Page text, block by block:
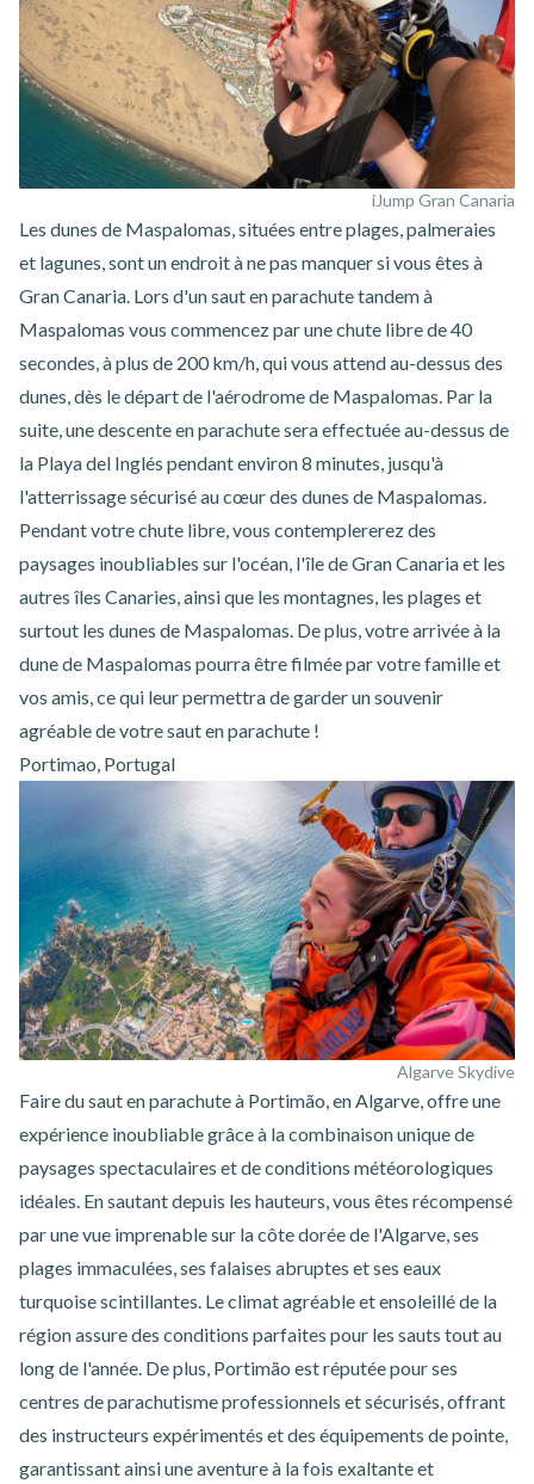
iJump Gran Canaria
Les dunes de Maspalomas, situées entre plages, palmeraies
et lagunes, sont un endroit à ne pas manquer si vous êtes à
Gran Canaria. Lors d'unsaut en parachute tandem à
Maspalomas vous commencez par une chute libre de 40
secondes, à plus de 200 km/h, qui vous attend au-dessus des
dunes, dès le départ de l'aérodrome de Maspalomas. Par la
suite, une descente en parachute sera effectuée au-dessus de
la Playa del Inglés pendant environ 8 minutes, jusqu'à
l'atterrissage sécurisé au cœur des dunes de Maspalomas.
Pendant votre chute libre, vous contemplererez des
paysages inoubliables sur l'océan, l'île de Gran Canaria et les
autres îles Canaries, ainsi que les montagnes, les plages et
surtout les dunes de Maspalomas. De plus, votre arrivée à la
dune de Maspalomas pourra être filmée par votre famille et
vos amis, ce qui leur permettra de garder un souvenir
agréable de votre saut en parachute !
Portimao, Portugal
Algarve Skydive
Faire dusaut en parachute à Portimão, en Algarve, offre une
expérience inoubliable grâce à la combinaison unique de
paysages spectaculaires et de conditions météorologiques
idéales. En sautant depuis les hauteurs, vous êtes récompensé
par une vue imprenable sur la côte dorée de l'Algarve, ses
plages immaculées, ses falaises abruptes et ses eaux
turquoise scintillantes. Le climat agréable et ensoleillé de la
région assure des conditions parfaites pour les sauts tout au
long de l'année. De plus, Portimão est réputée pour ses
centres de parachutisme professionnels et sécurisés, offrant
des instructeurs expérimentés et des équipements de pointe,
garantissant ainsi une aventure à la fois exaltante et